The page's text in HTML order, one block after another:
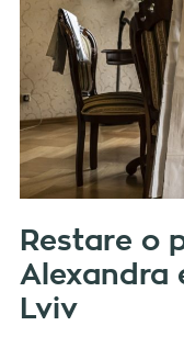
Restare o
Alexandra
Lviv